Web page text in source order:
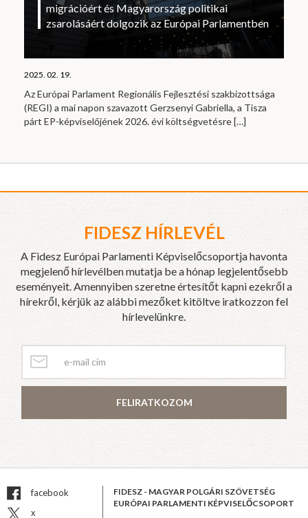
migrációért és Magyarország politikai
zsarolásáért dolgozik az Európai Parlamentben
2025. 02. 19.
Az Európai Parlament Regionális Fejlesztési szakbizottsága
(REGI) a mai napon szavazott Gerzsenyi Gabriella, a Tisza
párt EP-képviselőjének 2026. évi költségvetésre[…]
FIDESZ HÍRLEVÉL
A Fidesz Európai Parlamenti Képviselőcsoportja havonta
megjelenő hírlevélben mutatja be a hónap legjelentősebb
eseményeit. Amennyiben szeretne értesítőt kapni ezekről a
hírekről, kérjük az alábbi mezőket kitöltve iratkozzon fel
hírlevelünkre.
FELIRATKOZOM
facebook
x
FIDESZ - MAGYAR POLGÁRI SZÖVETSÉG
EURÓPAI PARLAMENTI KÉPVISELŐCSOPORT